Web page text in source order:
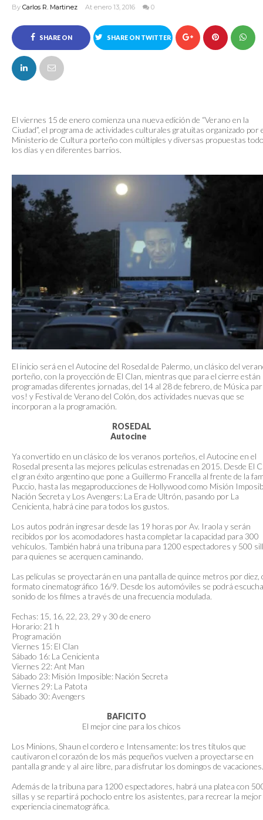
By Carlos R. Martinez At enero 13, 2016 0
SHARE ON
FACEBOOK
SHARE ON TWITTER
El viernes 15 de enero comienza una nueva edición de “Verano en la
Ciudad”, el programa de actividades culturales gratuitas organizado por
Ministerio de Cultura porteño con múltiples y diversas propuestas
los días y en diferentes barrios.
El inicio será en el Autocine del Rosedal de Palermo, un clásico del
porteño, con la proyección de El Clan, mientras que para el cierre están
programadas diferentes jornadas, del 14 al 28 de febrero, de Música
vos! y Festival de Verano del Colón, dos actividades nuevas que se
incorporan a la programación.
ROSEDAL
Autocine
Ya convertido en un clásico de los veranos porteños, el Autocine en el
Rosedal presenta las mejores películas estrenadas en 2015. Desde El
el gran éxito argentino que pone a Guillermo Francella al frente de la
Puccio, hasta las megaproducciones de Hollywood como Misión
Nación Secreta y Los Avengers: La Era de Ultrón, pasando por La
Cenicienta, habrá cine para todos los gustos.
Los autos podrán ingresar desde las 19 horas por Av. Iraola y serán
recibidos por los acomodadores hasta completar la capacidad para 300
vehículos. También habrá una tribuna para 1200 espectadores y 500
para quienes se acerquen caminando.
Las películas se proyectarán en una pantalla de quince metros por diez,
formato cinematográfico 16/9. Desde los automóviles se podrá
sonido de los filmes a través de una frecuencia modulada.
Fechas: 15, 16, 22, 23, 29 y 30 de enero
Horario: 21 h
Programación
Viernes 15: El Clan
Sábado 16: La Cenicienta
Viernes 22: Ant Man
Sábado 23: Misión Imposible: Nación Secreta
Viernes 29: La Patota
Sábado 30: Avengers
BAFICITO
El mejor cine para los chicos
Los Minions, Shaun el cordero e Intensamente: los tres títulos que
cautivaron el corazón de los más pequeños vuelven a proyectarse en
pantalla grande y al aire libre, para disfrutar los domingos de vacaciones.
Además de la tribuna para 1200 espectadores, habrá una platea con
sillas y se repartirá pochoclo entre los asistentes, para recrear la mejor
experiencia cinematográfica.